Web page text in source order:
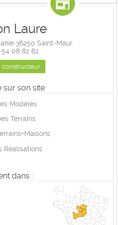
Laure
36250 Saint-Maur
54 08 82 82
constructeur
sur son site
Modéles
Terrains
Réalisations
dans :